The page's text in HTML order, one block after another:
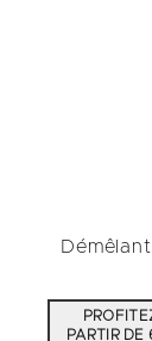
PARTIR DE